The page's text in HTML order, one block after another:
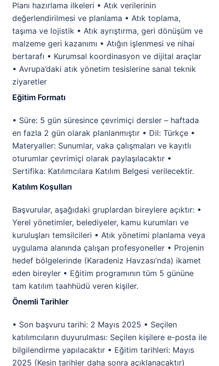
Planı hazırlama ilkeleri • Atık verilerinin
değerlendirilmesi ve planlama • Atık toplama,
taşıma ve lojistik • Atık ayrıştırma, geri dönüşüm ve
malzeme geri kazanımı • Atığın işlenmesi ve nihai
bertarafı • Kurumsal koordinasyon ve dijital araçlar
• Avrupa’daki atık yönetim tesislerine sanal teknik
ziyaretler
Eğitim Formatı
• Süre: 5 gün süresince çevrimiçi dersler – haftada
en fazla 2 gün olarak planlanmıştır • Dil: Türkçe •
Materyaller: Sunumlar, vaka çalışmaları ve kayıtlı
oturumlar çevrimiçi olarak paylaşılacaktır •
Sertifika: Katılımcılara Katılım Belgesi verilecektir.
Katılım Koşulları
Başvurular, aşağıdaki gruplardan bireylere açıktır: •
Yerel yönetimler, belediyeler, kamu kurumları ve
kuruluşları temsilcileri • Atık yönetimi planlama veya
uygulama alanında çalışan profesyoneller • Projenin
hedef bölgelerinde (Karadeniz Havzası’nda) ikamet
eden bireyler • Eğitim programının tüm 5 gününe
tam katılım taahhüdü veren kişiler.
Önemli Tarihler
• Son başvuru tarihi: 2 Mayıs 2025 • Seçilen
katılımcıların duyurulması: Seçilen kişilere e-posta ile
bilgilendirme yapılacaktır • Eğitim tarihleri: Mayıs
2025 (Kesin tarihler daha sonra açıklanacaktır)